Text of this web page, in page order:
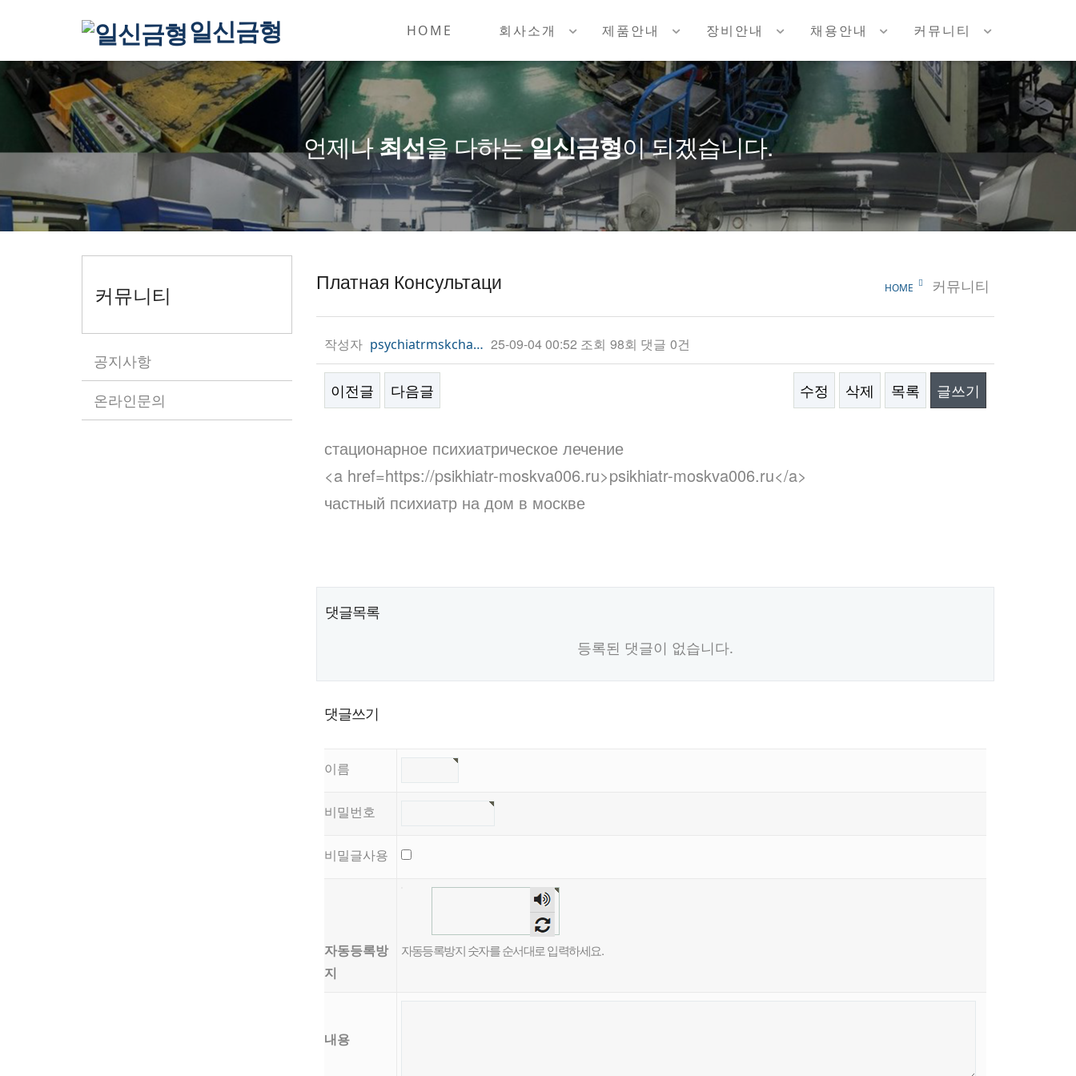
일신금형 HOME 회사소개 제품안내 장비안내 채용안내 커뮤니티
언제나최선을 다하는일신금형이 되겠습니다.
커뮤니티
공지사항
온라인문의
Платная Консультаци HOME 커뮤니티
작성자 psychiatrmskcha… 25-09-04 00:52 조회 98회 댓글 0건
이전글 다음글 수정 삭제 목록 글쓰기
본문
стационарное психиатрическое лечение
<a href=https://psikhiatr-moskva006.ru>psikhiatr-moskva006.ru</a>
частный психиатр на дом в москве
댓글목록
등록된 댓글이 없습니다.
댓글쓰기
이름
비밀번호
비밀글사용
자동등록방
지
자동등록방지 숫자를 순서대로 입력하세요.
내용